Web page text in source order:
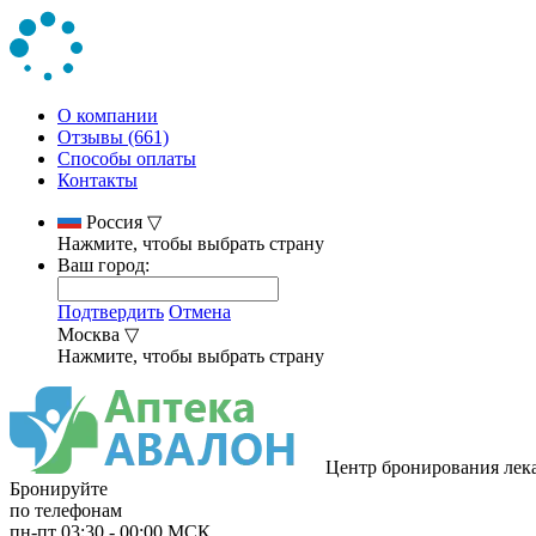
О компании
Отзывы (661)
Способы оплаты
Контакты
Россия ▽
Нажмите, чтобы выбрать страну
Ваш город:
Подтвердить Отмена
Москва ▽
Нажмите, чтобы выбрать страну
Центр бронирования
Бронируйте
по телефонам
пн-пт 03:30 - 00:00 МСК